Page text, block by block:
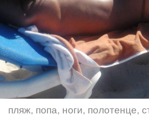
пляж, попа, ноги, полотенце,